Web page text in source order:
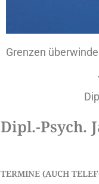
Grenzen
Dipl.-Psych.
TERMINE (AUCH